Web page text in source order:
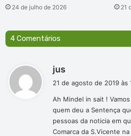
24 de julho de 2026 21
4 Comentários
jus
s
e
:
21 de agosto de 2019 às
Ah Mindel in sait !
quem deu a Sentença
pessoas da noticia em
Comarca da S.Vicente